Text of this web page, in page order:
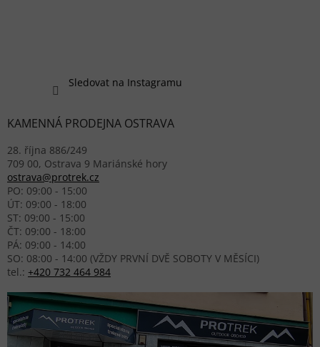
Sledovat na Instagramu
KAMENNÁ PRODEJNA OSTRAVA
28. října 886/249
709 00, Ostrava 9 Mariánské hory
ostrava@protrek.cz
PO: 09:00 - 15:00
ÚT: 09:00 - 18:00
ST: 09:00 - 15:00
ČT: 09:00 - 18:00
PÁ: 09:00 - 14:00
SO: 08:00 - 14:00 (VŽDY PRVNÍ DVĚ SOBOTY V MĚSÍCI)
tel.: +420 732 464 984